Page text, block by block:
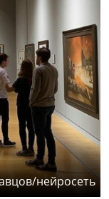
нейросеть